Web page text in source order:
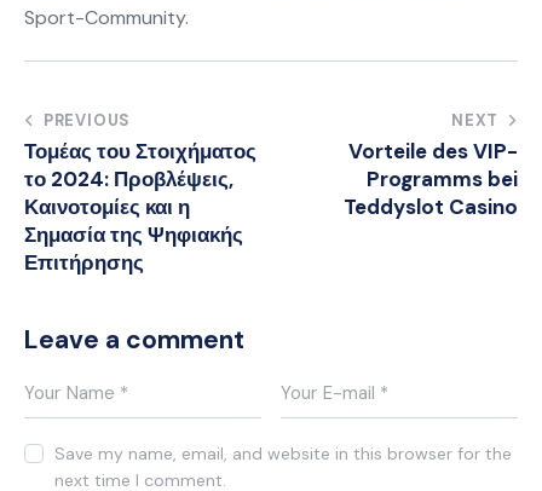
Sport-Community.
Post
navigation
PREVIOUS
Τομέας του Στοιχήματος
το 2024: Προβλέψεις,
Καινοτομίες και η
Σημασία της Ψηφιακής
Επιτήρησης
NEXT
Vorteile des VIP-
Programms bei
Teddyslot Casino
Leave a comment
Save my name, email, and website in this browser for the
next time I comment.